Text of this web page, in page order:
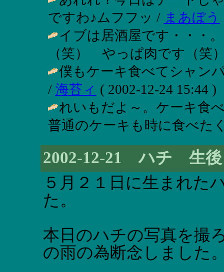
ですわ♪ムフフッ / まあぼう
イブは居酒屋です・・・
（笑） やっぱ肉です（笑
僕もケーキ食べてシャン
/ 海苔ィ ( 2002-12-24 15:44 )
れいもだよ～。ケーキ食
普通のケーキも時に食べた
2002-12-21 ハチ 生後
５月２１日に生まれた
た。
本日のハチの写真を撮
の雨の為断念しました